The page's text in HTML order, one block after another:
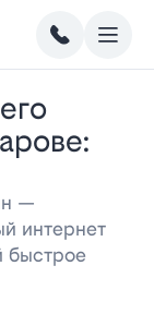
—
интернет
быстрое